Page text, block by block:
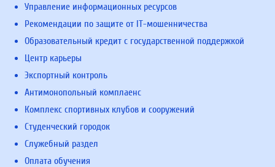
Управление информационных ресурсов
Рекомендации по защите от IT-мошенничества
Образовательный кредит с государственной поддержкой
Центр карьеры
Экспортный контроль
Антимонопольный комплаенс
Комплекс спортивных клубов и сооружений
Студенческий городок
Служебный раздел
Оплата обучения